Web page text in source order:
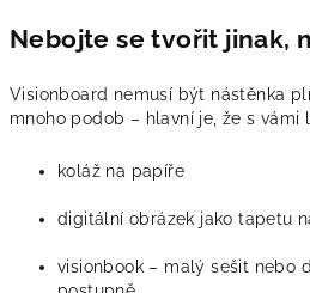
Nebojte se tvořit jinak,
Visionboard nemusí být nástěnka
mnoho podob – hlavní je, že s vámi
koláž na papíře
digitální obrázek jako tapetu
visionbook – malý sešit nebo